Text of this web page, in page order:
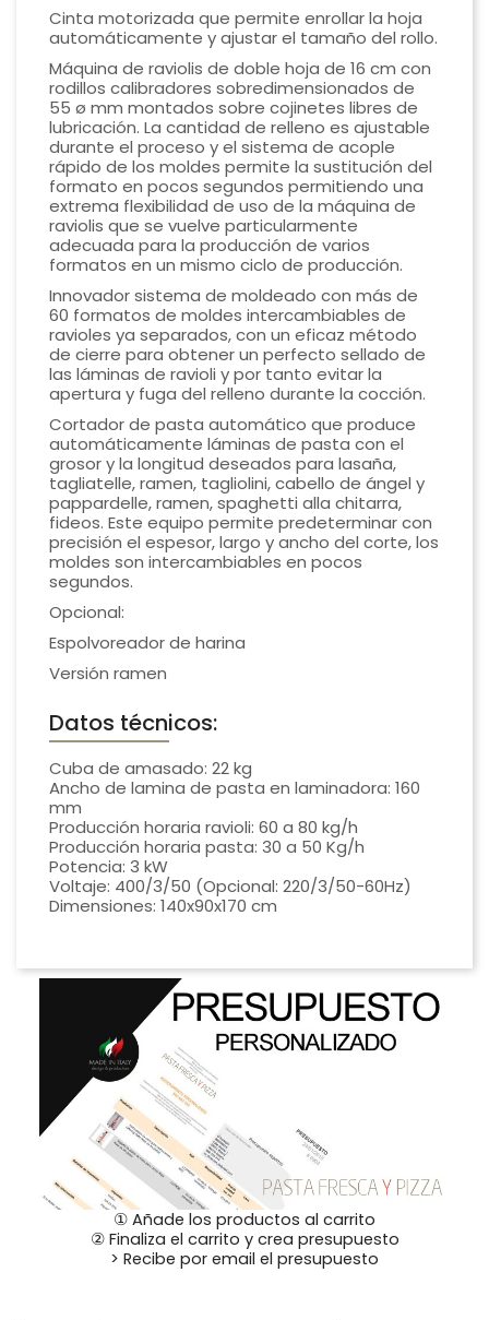
Cinta motorizada que permite enrollar la hoja
automáticamente y ajustar el tamaño del rollo.
Máquina de raviolis de doble hoja de 16 cm con
rodillos calibradores sobredimensionados de
55 ø mm montados sobre cojinetes libres de
lubricación. La cantidad de relleno es ajustable
durante el proceso y el sistema de acople
rápido de los moldes permite la sustitución del
formato en pocos segundos permitiendo una
extrema flexibilidad de uso de la máquina de
raviolis que se vuelve particularmente
adecuada para la producción de varios
formatos en un mismo ciclo de producción.
Innovador sistema de moldeado con más de
60 formatos de moldes intercambiables de
ravioles ya separados, con un eficaz método
de cierre para obtener un perfecto sellado de
las láminas de ravioli y por tanto evitar la
apertura y fuga del relleno durante la cocción.
Cortador de pasta automático que produce
automáticamente láminas de pasta con el
grosor y la longitud deseados para lasaña,
tagliatelle, ramen, tagliolini, cabello de ángel y
pappardelle, ramen, spaghetti alla chitarra,
fideos. Este equipo permite predeterminar con
precisión el espesor, largo y ancho del corte, los
moldes son intercambiables en pocos
segundos.
Opcional:
Espolvoreador de harina
Versión ramen
Datos técnicos:
Cuba de amasado: 22 kg
Ancho de lamina de pasta en laminadora: 160
mm
Producción horaria ravioli: 60 a 80 kg/h
Producción horaria pasta: 30 a 50 Kg/h
Potencia: 3 kW
Voltaje: 400/3/50 (Opcional: 220/3/50-60Hz)
Dimensiones: 140x90x170 cm
① Añade los productos al carrito
② Finaliza el carrito y crea presupuesto
> Recibe por email el presupuesto